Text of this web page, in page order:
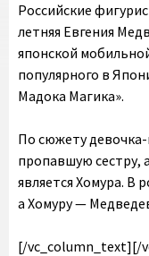
Российские
летняя Евгения
японской
популярного в
Мадока Магика».
По сюжету
пропавшую сестру,
является Хомура. В
а Хомуру —
[/vc_column_text][/